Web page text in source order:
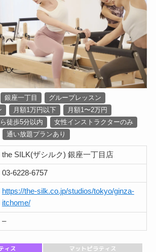
銀座一丁目
グループレッスン
月額1万円以下
月額1〜2万円
徒歩5分以内
女性インストラクターのみ
通い放題プランあり
the SILK(ザシルク) 銀座一丁目店
03-6228-6757
https://the-silk.co.jp/studios/tokyo/ginza-
itchome/
–